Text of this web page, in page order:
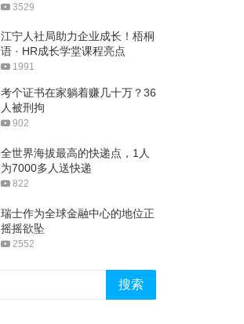
3529
江宁人社局助力企业成长！梧桐
语 · HR成长学堂课程亮点
1991
考个证书在家躺着赚几十万？36
人被刑拘
902
全世界海拔最高的快递点，1人
为7000多人送快递
822
瑞士作为全球金融中心的地位正
摇摇欲坠
2552
搜索